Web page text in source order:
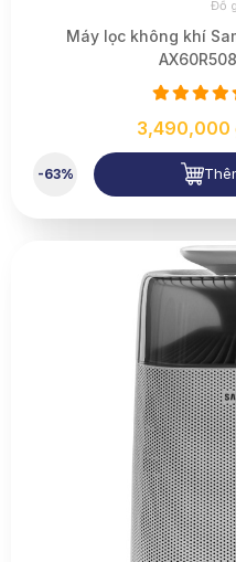
Đồ
Máy lọc không khí
3,490,000
-63%